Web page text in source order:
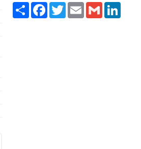
Paylaş FacebookTwitter Email Gmail